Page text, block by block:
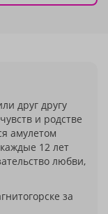
друг другу
и родстве
амулетом
12 лет
любви,
за